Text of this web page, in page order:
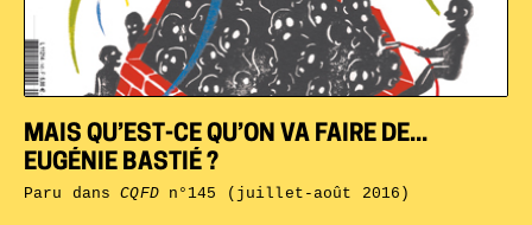
MAIS QU’EST-CE QU’ON VA FAIRE DE...
EUGÉNIE BASTIÉ ?
Paru dansCQFDn°145 (juillet-août 2016)